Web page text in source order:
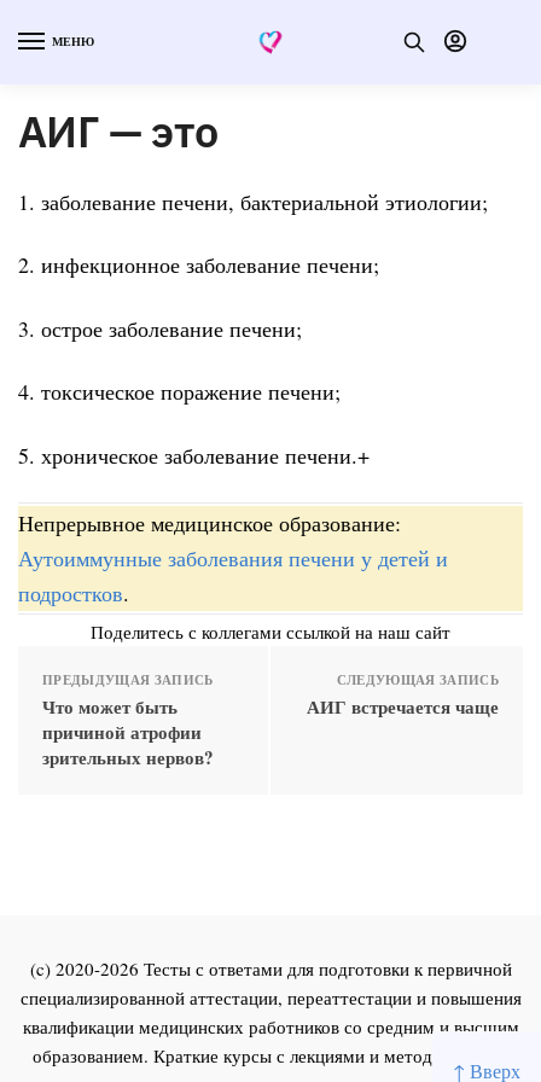
↑ Вверх
МЕНЮ
АИГ — это
1. заболевание печени, бактериальной этиологии;
2. инфекционное заболевание печени;
3. острое заболевание печени;
4. токсическое поражение печени;
5. хроническое заболевание печени.+
Непрерывное медицинское образование:
Аутоиммунные заболевания печени у детей и
подростков.
Поделитесь с коллегами ссылкой на наш сайт
ПРЕДЫДУЩАЯ ЗАПИСЬ
Что может быть
причиной атрофии
зрительных нервов?
СЛЕДУЮЩАЯ ЗАПИСЬ
АИГ встречается чаще
(c) 2020-2026 Тесты с ответами для подготовки к первичной
специализированной аттестации, переаттестации и повышения
квалификации медицинских работников со средним и высшим
образованием. Краткие курсы с лекциями и методическими